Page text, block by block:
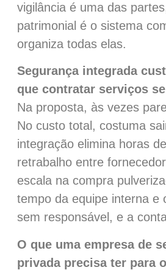
vigilância é uma das
patrimonial é o sistema
organiza todas elas.
Segurança integrada
que contratar serviços
Na proposta, às vezes
No custo total, costuma
integração elimina horas
retrabalho entre
escala na compra
tempo da equipe interna e
sem responsável, e a
O que uma empresa de
privada precisa ter para